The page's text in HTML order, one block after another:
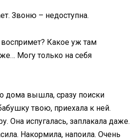
Звоню – недоступна.
Какое уж там
Могу только на себя
дома вышла, сразу поиски
твою, приехала к ней.
Она испугалась, заплакала даже.
Накормила, напоила. Очень